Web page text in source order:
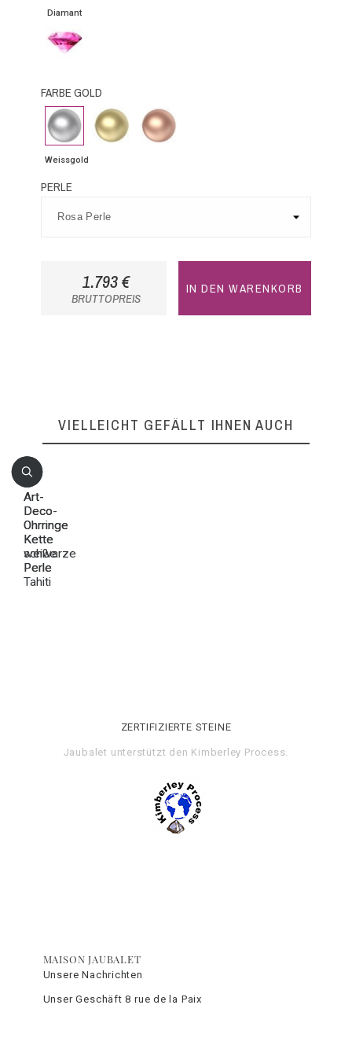
Diamant
Rosa
Saphir
FARBE GOLD
Weissgold
Weissgold
Gelbgold Roségold
PERLE
1.793 €
BRUTTOPREIS
IN DEN WARENKORB
VIELLEICHT GEFÄLLT IHNEN AUCH
Art-
Deco-
Ohrringe
Kette
weiße
Perle
Art-
Deco
Ohrringe
Kette
schwarze
Perle
Tahiti
ZERTIFIZIERTE STEINE
Jaubalet unterstützt den Kimberley Process.
MAISON JAUBALET
Unsere Nachrichten
Unser Geschäft 8 rue de la Paix